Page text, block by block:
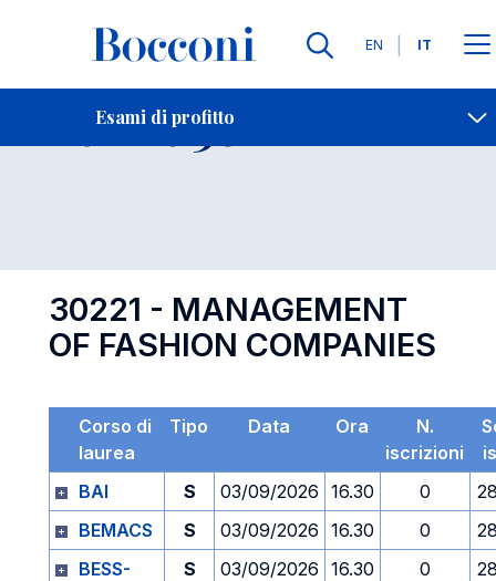
Lingue
EN IT
Esami di profitto
Contatti
Esame 30221 Open
30221 - MANAGEMENT
OF FASHION COMPANIES
Corso di
laurea
Tipo Data Ora
N.
iscrizioni
BAI
S 03/09/2026 16.30 0
BEMACS
S 03/09/2026 16.30 0
BESS-
S 03/09/2026 16.30 0